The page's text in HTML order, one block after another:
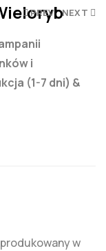
PREV NEXT
i
(1-7 dni) &
w